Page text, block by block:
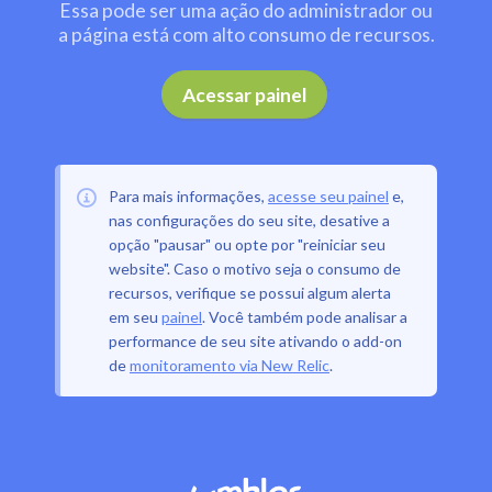
Essa pode ser uma ação do administrador ou
a página está com alto consumo de recursos.
Acessar painel .
Para mais informações, acesse seu painel e,
nas configurações do seu site, desative a
opção "pausar" ou opte por "reiniciar seu
website". Caso o motivo seja o consumo de
recursos, verifique se possui algum alerta
em seu painel. Você também pode analisar a
performance de seu site ativando o add-on
demonitoramento via New Relic.